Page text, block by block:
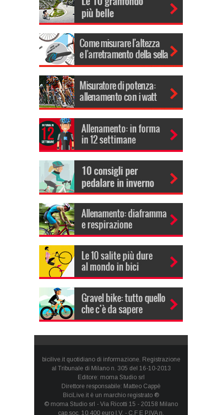
bicilive.it quotidiano di informazione. Registrazione
al Tribunale di Milano n. 305 del 16-10-2013
Editore: moma Studio srl
Direttore responsabile: Matteo Cappè
BiciLive.it è un marchio registrato ®
© moma Studio srl - Via Ricotti 15 - 20158 Milano
cap.soc. 10.400 euro I.V. - C.F E P.IVA n.